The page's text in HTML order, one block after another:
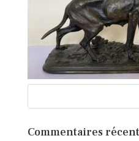
Commentaires